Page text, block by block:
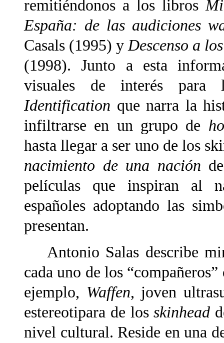
remitiéndonos a los libros
España: de las audiciones
Casals (1995) yDescenso a
(1998). Junto a esta
visuales de interés
Identification que narra la
infiltrarse en un grupo de
hasta llegar a ser uno de los
nacimiento de una nación
películas que inspiran al
españoles adoptando las
presentan.
Antonio Salas describe
cada uno de los
ejemplo, Waffen, joven
estereotipara de losskinhead
nivel cultural. Reside en una